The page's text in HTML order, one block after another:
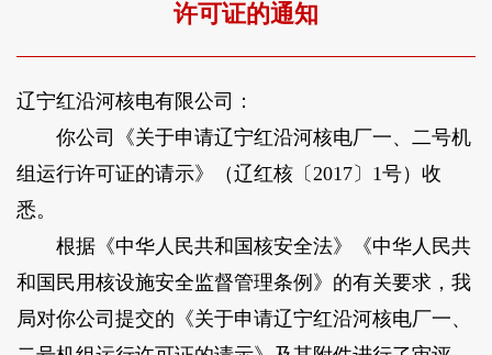
许可证的通知
辽宁红沿河核电有限公司：
你公司《关于申请辽宁红沿河核电厂一、二号机
组运行许可证的请示》（辽红核〔2017〕1号）收
悉。
根据《中华人民共和国核安全法》《中华人民共
和国民用核设施安全监督管理条例》的有关要求，我
局对你公司提交的《关于申请辽宁红沿河核电厂一、